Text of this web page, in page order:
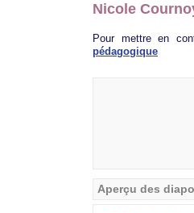
Nicole
Pour mettre en
pédagogique
Aperçu des